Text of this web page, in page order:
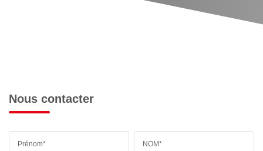
Nous contacter
Prénom* NOM*